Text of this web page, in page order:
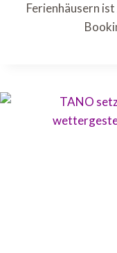
Ferienhäusern